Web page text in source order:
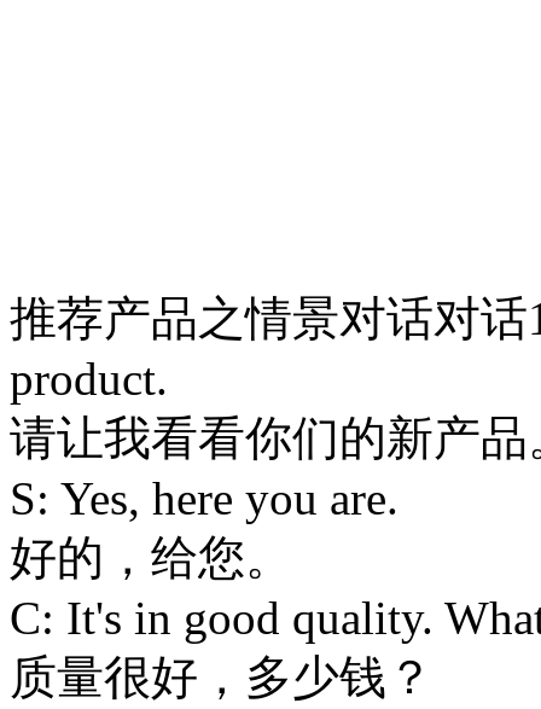
推荐产品之情景对话对话
product.
请让我看看你们的新产品
S: Yes, here you are.
好的，给您。
C: It's in good quality.
质量很好，多少钱？